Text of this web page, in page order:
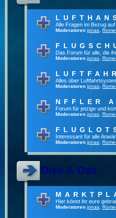
Alle Fragen im Bezug
Moderatoren jonas
Das Forum für alle, die
Moderatoren jonas
Alles über
Moderatoren jonas
NFFLER
Forum für jetzige und
Moderatoren jonas
Interessant für alle
Moderatoren jonas
Dies & Das
Hier könnt ihr eure
Moderatoren jonas